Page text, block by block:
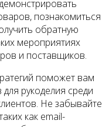
познакомиться
обратную
мероприятиях
и поставщиков.
поможет вам
рукоделия среди
Не забывайте
как email-